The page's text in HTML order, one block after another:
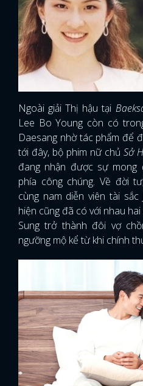
Ngoài giải Thị hậu tại
Lee Bo Young còn có
Daesang nhờ tác phẩm để
tới đây, bộ phim nữ chủ Sở
đang nhận được sự
phía công chúng. Về đời
cùng nam diễn viên tài sắc
hiện cũng đã có với nhau
Sung trở thành đôi vợ
ngưỡng mộ kể từ khi chính